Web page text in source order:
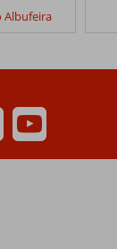
Albufeira